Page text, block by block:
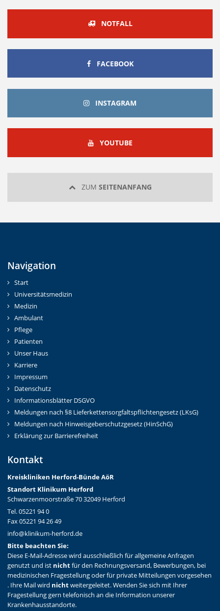
NOTFALL
FACEBOOKFACEBOOK
INSTAGRAM
YOUTUBEYOUTUBE
ZUM SEITENANFANG
Navigation
Start
Universitätsmedizin
Medizin
Ambulant
Pflege
Patienten
Unser Haus
Karriere
Impressum
Datenschutz
Informationsblätter DSGVO
Meldungen nach §8 Lieferkettensorgfaltspflichtengesetz (LKsG)
Meldungen nach Hinweisgeberschutzgesetz (HinSchG)
Erklärung zur Barrierefreiheit
Kontakt
Kreiskliniken Herford-Bünde AöR
Standort Klinikum Herford
Schwarzenmoorstraße 70 32049 Herford
Tel. 05221 94 0
Fax 05221 94 26 49
info@klinikum-herford.de
Bitte beachten Sie:
Diese E-Mail-Adresse wird ausschließlich für allgemeine Anfragen
genutzt und ist nichtfür den Rechnungsversand, Bewerbungen, bei
medizinischen Fragestellung oder für private Mitteilungen vorgesehen
. Ihre Mail wird nichtweitergeleitet. Wenden Sie sich mit Ihrer
Fragestellung gern telefonisch an die Information unserer
Krankenhausstandorte.